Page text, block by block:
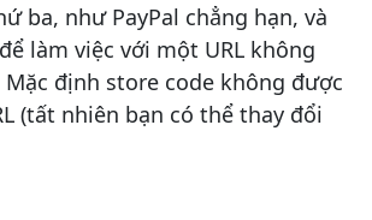
ba, như PayPal chẳng hạn, và
làm việc với một URL không
định store code không được
(tất nhiên bạn có thể thay đổi